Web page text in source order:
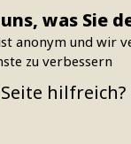
was Sie
anonym und wir
zu verbessern
hilfreich?